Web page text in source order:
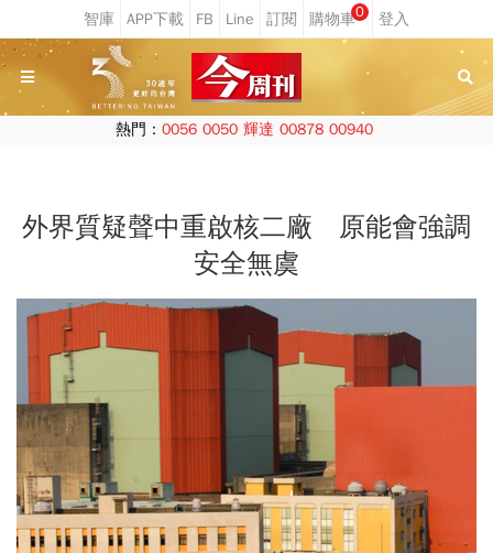
0
熱門： 0056 0050 輝達 00878 00940
外界質疑聲中重啟核二廠 原能會強調
安全無虞